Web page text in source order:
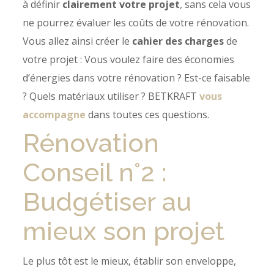
à définir clairement votre projet, sans cela vous
ne pourrez évaluer les coûts de votre rénovation.
Vous allez ainsi créer le cahier des chargesde
votre projet : Vous voulez faire des économies
d’énergies dans votre rénovation ? Est-ce faisable
? Quels matériaux utiliser ? BETKRAFTvous
accompagne dans toutes ces questions.
Rénovation
Conseil n°2 :
Budgétiser au
mieux son projet
Le plus tôt est le mieux, établir son enveloppe,